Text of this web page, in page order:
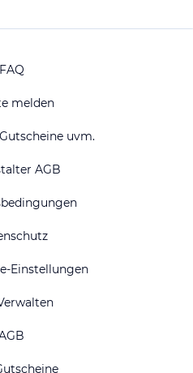
FAQ
melden
uvm.
AGB
Einstellungen